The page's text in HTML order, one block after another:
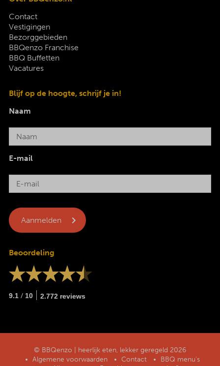
Contact
Vestigingen
Bezorggebieden
BBQenzo Franchise
BBQ Buffetten
Vacatures
Blijf op de hoogte, schrijf je in!
Naam
E-mail
Beoordeling
9.1 / 10 2.772 reviews
© BBQenzo | heerlijk eten, lekker geregeld 2026
Algemene voorwaarden
Contact
BBQ menu’s